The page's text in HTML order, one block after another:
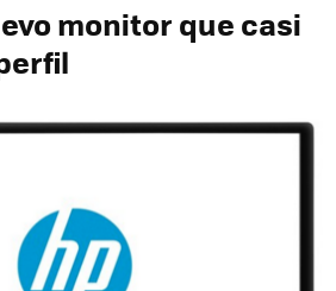
monitor que casi